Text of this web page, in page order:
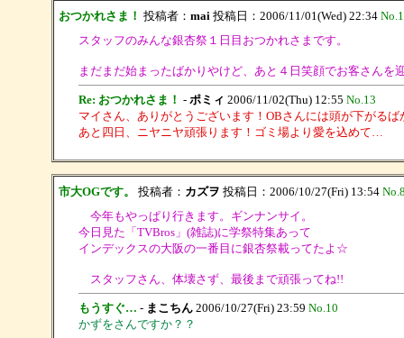
おつかれさま！ 投稿者： mai 投稿日：2006/11/01(Wed) 22:34
スタッフのみんな銀杏祭１日目おつかれさまです。
まだまだ始まったばかりやけど、あと４日笑顔でお客さんを
Re: おつかれさま！ - ポミィ 2006/11/02(Thu) 12:55 No.13
マイさん、ありがとうございます！OBさんには頭が下がる
あと四日、ニヤニヤ頑張ります！ゴミ場より愛を込めて…
市大OGです。 投稿者： カズヲ 投稿日：2006/10/27(Fri) 13:54
今年もやっぱり行きます。ギンナンサイ。
今日見た「TVBros」(雑誌)に学祭特集あって
インデックスの大阪の一番目に銀杏祭載ってたよ☆
スタッフさん、体壊さず、最後まで頑張ってね!!
もうすぐ… - まこちん2006/10/27(Fri) 23:59 No.10
かずをさんですか？？